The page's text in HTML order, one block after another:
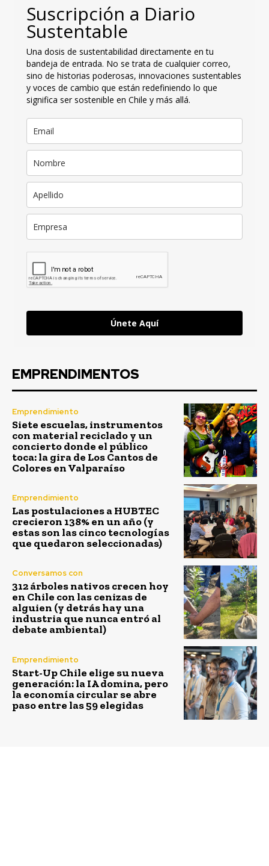
Suscripción a Diario
Sustentable
Una dosis de sustentabilidad directamente en tu
bandeja de entrada. No se trata de cualquier correo,
sino de historias poderosas, innovaciones sustentables
y voces de cambio que están redefiniendo lo que
significa ser sostenible en Chile y más allá.
Únete Aquí
EMPRENDIMENTOS
Emprendimiento
Siete escuelas, instrumentos
con material reciclado y un
concierto donde el público
toca: la gira de Los Cantos de
Colores en Valparaíso
Emprendimiento
Las postulaciones a HUBTEC
crecieron 138% en un año (y
estas son las cinco tecnologías
que quedaron seleccionadas)
Conversamos con
312 árboles nativos crecen hoy
en Chile con las cenizas de
alguien (y detrás hay una
industria que nunca entró al
debate ambiental)
Emprendimiento
Start-Up Chile elige su nueva
generación: la IA domina, pero
la economía circular se abre
paso entre las 59 elegidas